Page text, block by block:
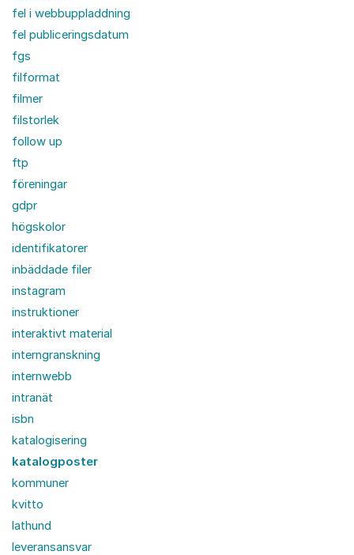
fel i webbuppladdning
fel publiceringsdatum
fgs
filformat
filmer
filstorlek
follow up
ftp
föreningar
gdpr
högskolor
identifikatorer
inbäddade filer
instagram
instruktioner
interaktivt material
interngranskning
internwebb
intranät
isbn
katalogisering
katalogposter
kommuner
kvitto
lathund
leveransansvar